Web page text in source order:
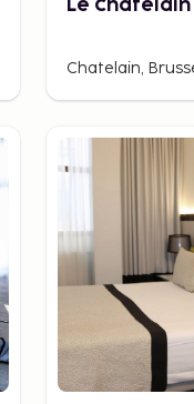
använts vid
mat och njuter
praliner fyllda
kommer
Balle. Här finns
ska du besöka
europeiska
Le Châtelain
Chatelain,